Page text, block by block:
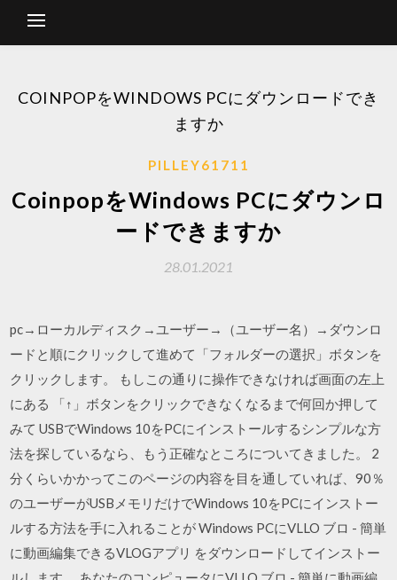
COINPOPをWINDOWS PCにダウンロードでき
ますか
PILLEY61711
CoinpopをWindows PCにダウンロ
ードできますか
28.01.2021
pc→ローカルディスク→ユーザー→（ユーザー名）→ダウンロ
ードと順にクリックして進めて「フォルダーの選択」ボタンを
クリックします。 もしこの通りに操作できなければ画面の左上
にある 「↑」ボタンをクリックできなくなるまで何回か押して
みて USBでWindows 10をPCにインストールするシンプルな方
法を探しているなら、もう正確なところについてきました。 2
分くらいかかってこのページの内容を目を通していれば、90％
のユーザーがUSBメモリだけでWindows 10をPCにインストー
ルする方法を手に入れることが Windows PCにVLLO ブロ - 簡単
に動画編集できるVLOGアプリ をダウンロードしてインストー